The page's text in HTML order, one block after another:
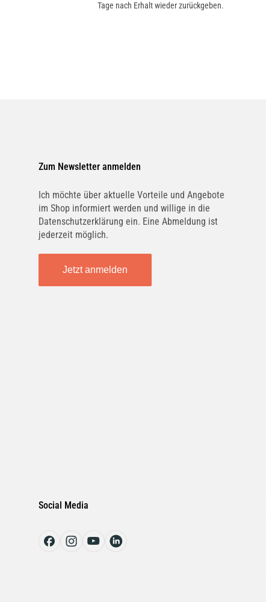
Tage nach Erhalt wieder zurückgeben.
Zum Newsletter anmelden
Ich möchte über aktuelle Vorteile und Angebote
im Shop informiert werden und willige in die
Datenschutzerklärung ein. Eine Abmeldung ist
jederzeit möglich.
Jetzt anmelden
Social Media